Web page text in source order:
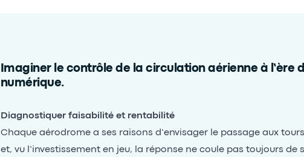
Imaginer le contrôle de la circulation aérienne à l’ère
numérique.
Diagnostiquer faisabilité et rentabilité
Chaque aérodrome a ses raisons d’envisager le passage aux
et, vu l’investissement en jeu, la réponse ne coule pas toujours de